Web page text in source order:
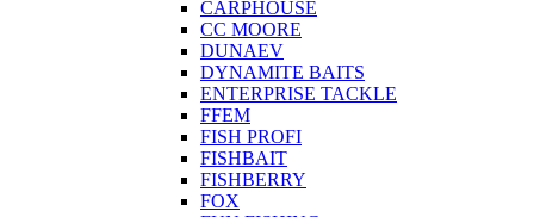
CARPHOUSE
CC MOORE
DUNAEV
DYNAMITE BAITS
ENTERPRISE TACKLE
FFEM
FISH PROFI
FISHBAIT
FISHBERRY
FOX